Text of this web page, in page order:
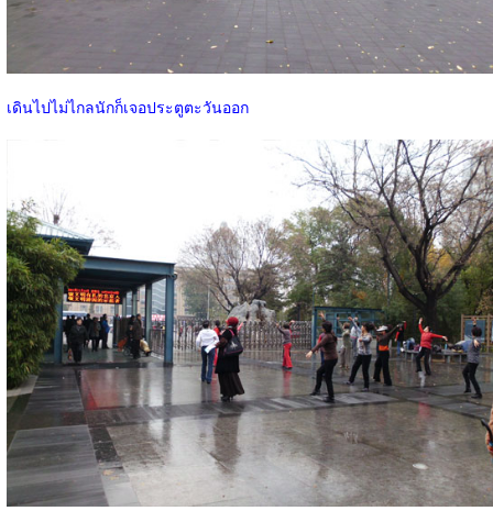
เดินไปไม่ไกลนักก็เจอประตูตะวันออก